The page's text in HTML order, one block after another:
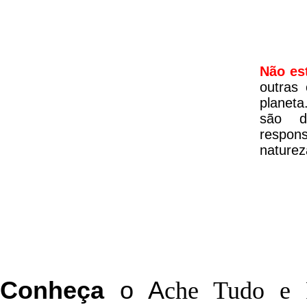
Não
outras
são
Conheçao Ache Tudo e